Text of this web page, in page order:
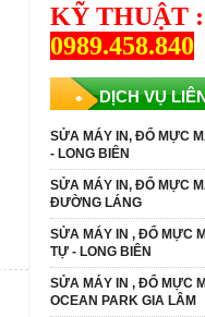
KỸ THUẬT :
0989.458.840
DỊCH VỤ
SỬA MÁY IN, ĐỔ MỰC
- LONG BIÊN
SỬA MÁY IN, ĐỔ MỰC
ĐƯỜNG LÁNG
SỬA MÁY IN , ĐỔ MỰC
TỰ - LONG BIÊN
SỬA MÁY IN , ĐỔ MỰC
OCEAN PARK GIA LÂM